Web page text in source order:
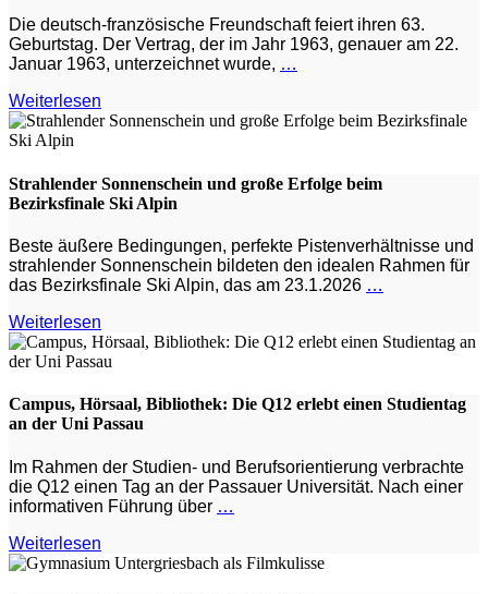
Die deutsch-französische Freundschaft feiert ihren 63.
Geburtstag. Der Vertrag, der im Jahr 1963, genauer am 22.
Januar 1963, unterzeichnet wurde, …
Weiterlesen
Strahlender Sonnenschein und große Erfolge beim
Bezirksfinale Ski Alpin
Beste äußere Bedingungen, perfekte Pistenverhältnisse und
strahlender Sonnenschein bildeten den idealen Rahmen für
das Bezirksfinale Ski Alpin, das am 23.1.2026 …
Weiterlesen
Campus, Hörsaal, Bibliothek: Die Q12 erlebt einen Studientag
an der Uni Passau
Im Rahmen der Studien- und Berufsorientierung verbrachte
die Q12 einen Tag an der Passauer Universität. Nach einer
informativen Führung über …
Weiterlesen